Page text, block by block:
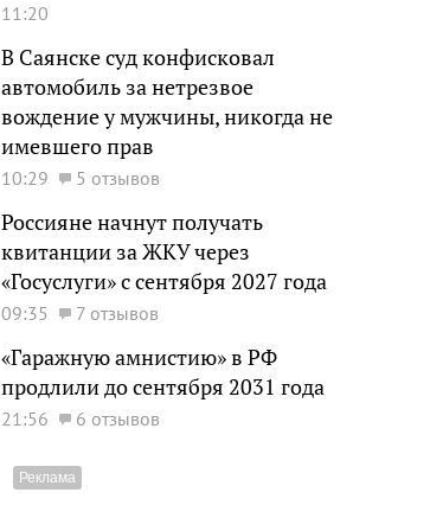
11:20
В Саянске суд конфисковал
автомобиль за нетрезвое
вождение у мужчины, никогда не
имевшего прав
10:29 5 отзывов
Россияне начнут получать
квитанции за ЖКУ через
«Госуслуги» с сентября 2027 года
09:35 7 отзывов
«Гаражную амнистию» в РФ
продлили до сентября 2031 года
21:56 6 отзывов